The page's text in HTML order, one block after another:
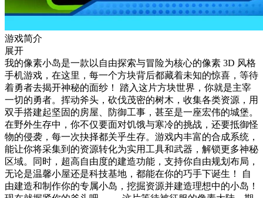
游戏简介
展开
我的像素小岛是一款以自由探索与冒险为核心的像素 3D 风格
手机游戏，在这里，每一个方块背后都藏着未知的惊喜，等待
着勇者去揭开神秘的面纱！ 踏入这片方块世界，你就是主宰
一切的勇者。挥动斧头，砍伐茂密的树木，收集各类资源，用
双手搭建起坚固的房屋、防御工事，甚至是一座宏伟的城堡。
在野外生存中，你不仅要面对饥饿与寒冷的挑战，还要抵御怪
物的侵袭，每一次抉择都关乎生存。游戏内丰富的合成系统，
能让你将采集到的资源转化为实用工具和武器，解锁更多神秘
区域。同时，超高自由度的建造功能，支持你自由规划布局，
无论是温馨小屋还是科技基地，都能在你的巧手下诞生！ 自
由建造和制作你的专属小岛，挖掘资源并建造理想中的小岛！